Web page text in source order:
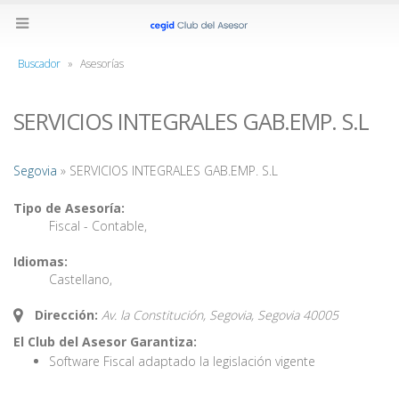
Buscador » Asesorías
SERVICIOS INTEGRALES GAB.EMP. S.L
Segovia » SERVICIOS INTEGRALES GAB.EMP. S.L
Tipo de Asesoría:
Fiscal - Contable,
Idiomas:
Castellano,
Dirección: Av. la Constitución, Segovia, Segovia 40005
El Club del Asesor Garantiza:
Software Fiscal adaptado la legislación vigente